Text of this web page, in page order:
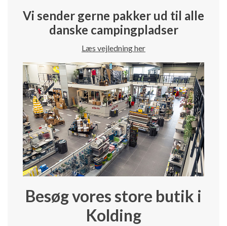
Vi sender gerne pakker ud til alle
danske campingpladser
Læs vejledning her
Besøg vores store butik i
Kolding